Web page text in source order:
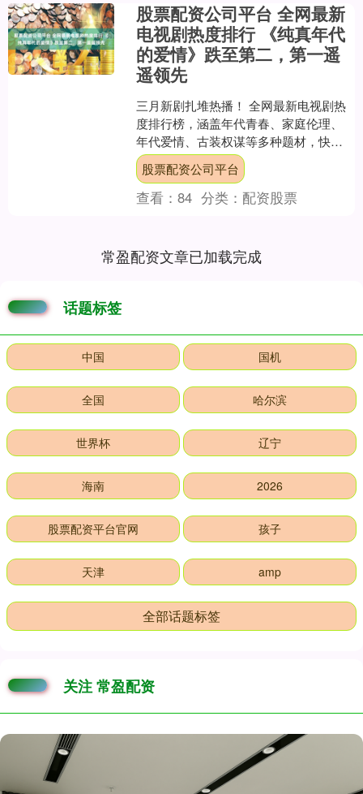
股票配资公司平台 全网最新
电视剧热度排行 《纯真年代
的爱情》跌至第二，第一遥
遥领先
三月新剧扎堆热播！ 全网最新电视剧热
度排行榜，涵盖年代青春、家庭伦理、
年代爱情、古装权谋等多种题材，快来
看看有没有你正在追的吧！ （从骨朵热
度指数排行榜实时监测....
股票配资公司平台
查看：84 分类： 配资股票
常盈配资文章已加载完成
话题标签
中国 国机
全国 哈尔滨
世界杯 辽宁
海南 2026
股票配资平台官网 孩子
天津 amp
全部话题标签
关注 常盈配资